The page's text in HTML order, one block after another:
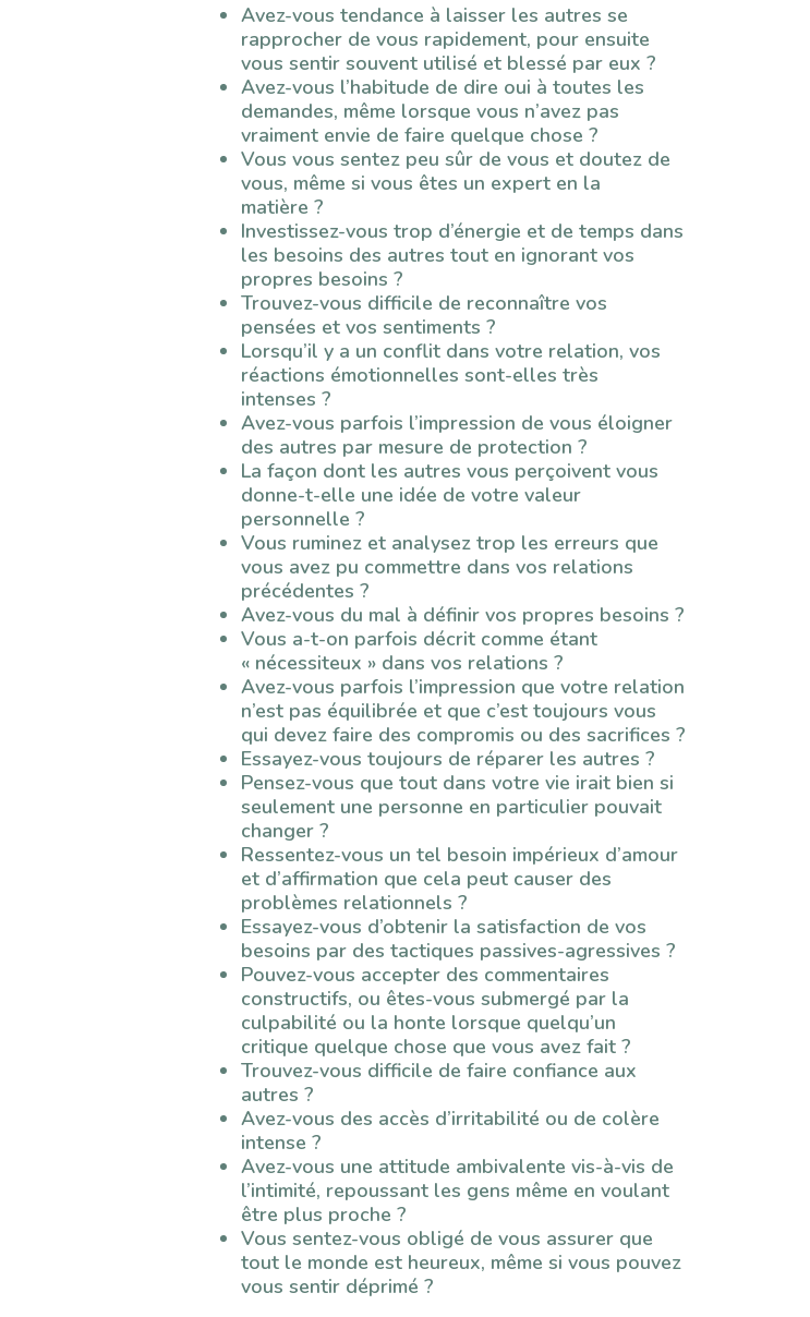
Avez-vous tendance à laisser les autres se
rapprocher de vous rapidement, pour ensuite
vous sentir souvent utilisé et blessé par eux ?
Avez-vous l’habitude de dire oui à toutes les
demandes, même lorsque vous n’avez pas
vraiment envie de faire quelque chose ?
Vous vous sentez peu sûr de vous et doutez de
vous, même si vous êtes un expert en la
matière ?
Investissez-vous trop d’énergie et de temps dans
les besoins des autres tout en ignorant vos
propres besoins ?
Trouvez-vous difficile de reconnaître vos
pensées et vos sentiments ?
Lorsqu’il y a un conflit dans votre relation, vos
réactions émotionnelles sont-elles très
intenses ?
Avez-vous parfois l’impression de vous éloigner
des autres par mesure de protection ?
La façon dont les autres vous perçoivent vous
donne-t-elle une idée de votre valeur
personnelle ?
Vous ruminez et analysez trop les erreurs que
vous avez pu commettre dans vos relations
précédentes ?
Avez-vous du mal à définir vos propres besoins ?
Vous a-t-on parfois décrit comme étant
« nécessiteux » dans vos relations ?
Avez-vous parfois l’impression que votre relation
n’est pas équilibrée et que c’est toujours vous
qui devez faire des compromis ou des sacrifices ?
Essayez-vous toujours de réparer les autres ?
Pensez-vous que tout dans votre vie irait bien si
seulement une personne en particulier pouvait
changer ?
Ressentez-vous un tel besoin impérieux d’amour
et d’affirmation que cela peut causer des
problèmes relationnels ?
Essayez-vous d’obtenir la satisfaction de vos
besoins par des tactiques passives-agressives ?
Pouvez-vous accepter des commentaires
constructifs, ou êtes-vous submergé par la
culpabilité ou la honte lorsque quelqu’un
critique quelque chose que vous avez fait ?
Trouvez-vous difficile de faire confiance aux
autres ?
Avez-vous des accès d’irritabilité ou de colère
intense ?
Avez-vous une attitude ambivalente vis-à-vis de
l’intimité, repoussant les gens même en voulant
être plus proche ?
Vous sentez-vous obligé de vous assurer que
tout le monde est heureux, même si vous pouvez
vous sentir déprimé ?